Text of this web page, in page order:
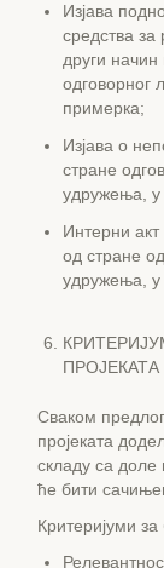
Изјава
средства за
други
одговорног
примерка;
Изјава о
стране
удружења,
Интерни акт
од стране
удружења, у
ПРОЈЕКАТА
Сваком
пројеката
складу са доле
ће бити
Критеријуми